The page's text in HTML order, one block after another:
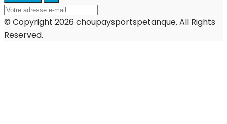
© Copyright 2026 choupaysportspetanque. All Rights
Reserved.